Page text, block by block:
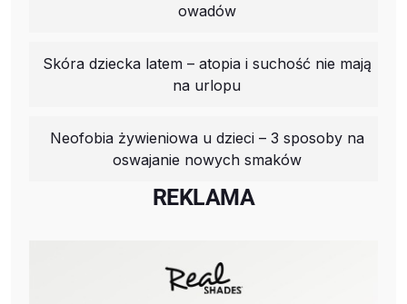
owadów
Skóra dziecka latem – atopia i suchość nie mają
na urlopu
Neofobia żywieniowa u dzieci – 3 sposoby na
oswajanie nowych smaków
REKLAMA